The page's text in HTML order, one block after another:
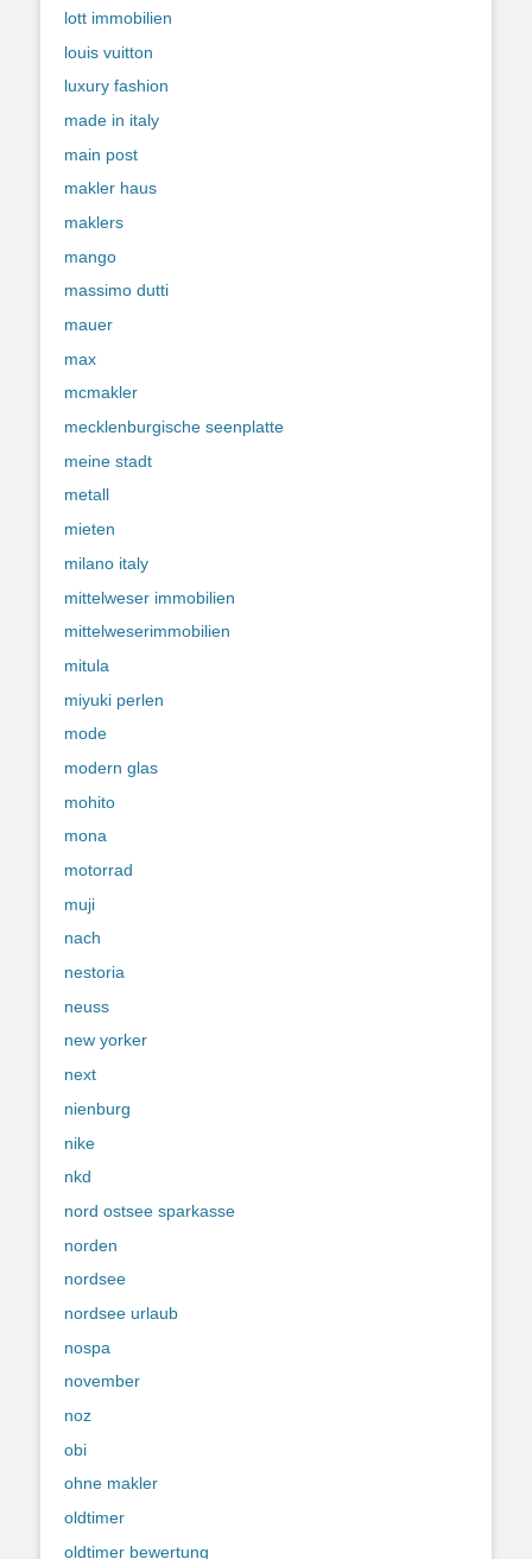
lott immobilien
louis vuitton
luxury fashion
made in italy
main post
makler haus
maklers
mango
massimo dutti
mauer
max
mcmakler
mecklenburgische seenplatte
meine stadt
metall
mieten
milano italy
mittelweser immobilien
mittelweserimmobilien
mitula
miyuki perlen
mode
modern glas
mohito
mona
motorrad
muji
nach
nestoria
neuss
new yorker
next
nienburg
nike
nkd
nord ostsee sparkasse
norden
nordsee
nordsee urlaub
nospa
november
noz
obi
ohne makler
oldtimer
oldtimer bewertung